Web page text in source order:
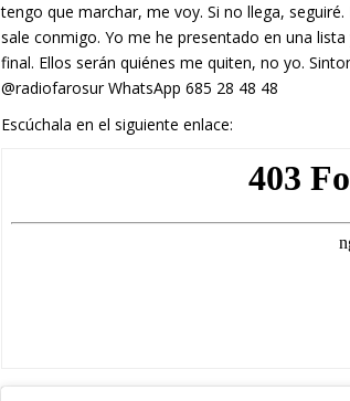
tengo que marchar, me voy. Si no llega,
sale conmigo. Yo me he presentado en una
final. Ellos serán quiénes me quiten, no yo.
@radiofarosur WhatsApp 685 28 48 48
Escúchala en el siguiente enlace: